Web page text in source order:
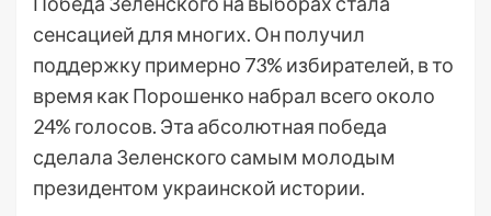
сенсацией для многих. Он получил
поддержку примерно 73% избирателей, в то
время как Порошенко набрал всего около
24% голосов. Эта абсолютная победа
сделала Зеленского самым молодым
президентом украинской истории.